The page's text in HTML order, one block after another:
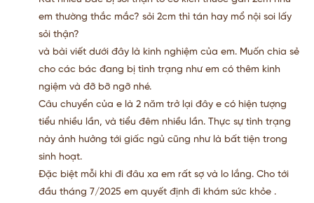
em thường thắc mắc? sỏi 2cm thì tán hay mổ nội soi lấy
sỏi thận?
và bài viết dưới đây là kinh nghiệm của em. Muốn chia sẻ
cho các bác đang bị tình trạng như em có thêm kinh
ngiệm và đỡ bỡ ngỡ nhé.
Câu chuyển của e là 2 năm trở lại đây e có hiện tượng
tiểu nhiều lần, và tiểu đêm nhiều lần. Thực sự tình trạng
này ảnh hưởng tới giấc ngủ cũng như là bất tiện trong
sinh hoạt.
Đặc biệt mỗi khi đi đâu xa em rất sợ và lo lắng. Cho tới
đầu tháng 7/2025 em quyết định đi khám sức khỏe .